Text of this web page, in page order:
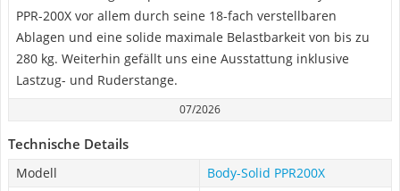
PPR-200X vor allem durch seine 18-fach verstellbaren
Ablagen und eine solide maximale Belastbarkeit von bis zu
280 kg. Weiterhin gefällt uns eine Ausstattung inklusive
Lastzug- und Ruderstange.
07/2026
Technische Details
Modell
Body-Solid PPR200X